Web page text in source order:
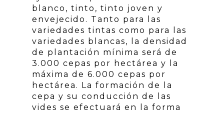
blanco, tinto, tinto joven y
envejecido. Tanto para las
variedades tintas como para las
variedades blancas, la densidad
de plantación mínima será de
3.000 cepas por hectárea y la
máxima de 6.000 cepas por
hectárea. La formación de la
cepa y su conducción de las
vides se efectuará en la forma